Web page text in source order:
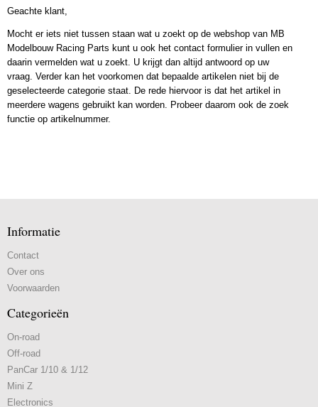
Geachte klant,
Mocht er iets niet tussen staan wat u zoekt op de webshop van MB
Modelbouw Racing Parts kunt u ook het contact formulier in vullen en
daarin vermelden wat u zoekt. U krijgt dan altijd antwoord op uw
vraag. Verder kan het voorkomen dat bepaalde artikelen niet bij de
geselecteerde categorie staat. De rede hiervoor is dat het artikel in
meerdere wagens gebruikt kan worden. Probeer daarom ook de zoek
functie op artikelnummer.
Informatie
Contact
Over ons
Voorwaarden
Categorieën
On-road
Off-road
PanCar 1/10 & 1/12
Mini Z
Electronics